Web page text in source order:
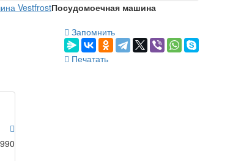
VestfrostПосудомоечная машина
Запомнить
Печатать